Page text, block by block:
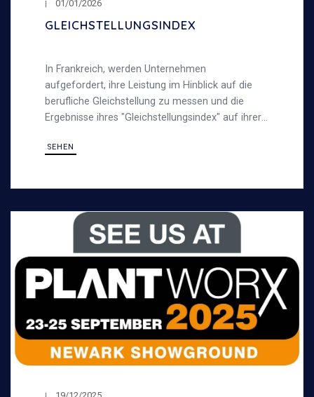
01/01/2026
GLEICHSTELLUNGSINDEX
In Frankreich, werden Unternehmen
aufgefordert, ihre Leistung im Hinblick auf die
berufliche Gleichstellung zu messen und die
Ergebnisse ihres "Gleichstellungsindex" auf ihrer
SEHEN